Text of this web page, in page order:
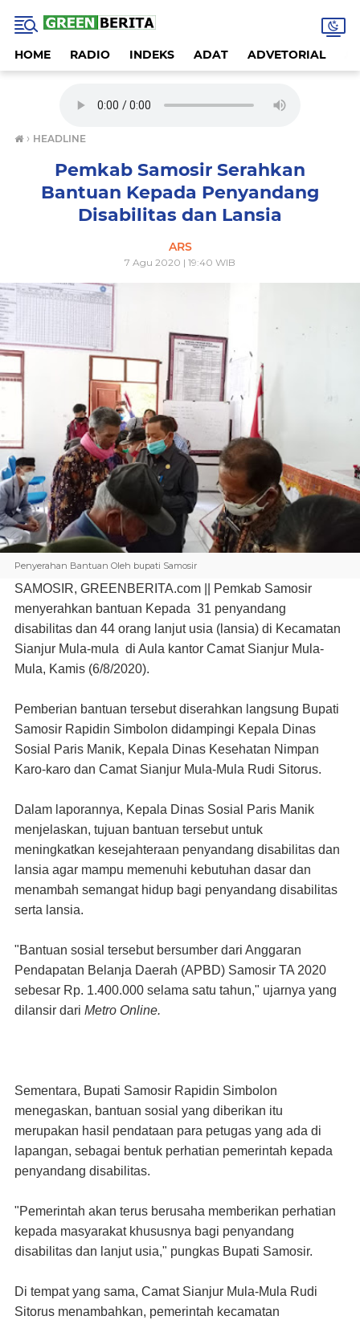
HOME RADIO INDEKS ADAT ADVETORIAL
› HEADLINE
Pemkab Samosir Serahkan
Bantuan Kepada Penyandang
Disabilitas dan Lansia
ARS
7 Agu 2020 | 19:40 WIB
Penyerahan Bantuan Oleh bupati Samosir
SAMOSIR, GREENBERITA.com ||
Pemkab Samosir
menyerahkan bantuan Kepada 31 penyandang
disabilitas dan 44 orang lanjut usia (lansia) di Kecamatan
Sianjur Mula-mula di Aula kantor Camat Sianjur Mula-
Mula, Kamis (6/8/2020).
Pemberian bantuan tersebut diserahkan langsung Bupati
Samosir Rapidin Simbolon didampingi Kepala Dinas
Sosial Paris Manik, Kepala Dinas Kesehatan Nimpan
Karo-karo dan Camat Sianjur Mula-Mula Rudi Sitorus.
Dalam laporannya, Kepala Dinas Sosial Paris Manik
menjelaskan, tujuan bantuan tersebut untuk
meningkatkan kesejahteraan penyandang disabilitas dan
lansia agar mampu memenuhi kebutuhan dasar dan
menambah semangat hidup bagi penyandang disabilitas
serta lansia.
"Bantuan sosial tersebut bersumber dari Anggaran
Pendapatan Belanja Daerah (APBD) Samosir TA 2020
sebesar Rp. 1.400.000 selama satu tahun," ujarnya yang
dilansir dari Metro Online.
Sementara, Bupati Samosir Rapidin Simbolon
menegaskan, bantuan sosial yang diberikan itu
merupakan hasil pendataan para petugas yang ada di
lapangan, sebagai bentuk perhatian pemerintah kepada
penyandang disabilitas.
"Pemerintah akan terus berusaha memberikan perhatian
kepada masyarakat khususnya bagi penyandang
disabilitas dan lanjut usia," pungkas Bupati Samosir.
Di tempat yang sama, Camat Sianjur Mula-Mula Rudi
Sitorus menambahkan, pemerintah kecamatan